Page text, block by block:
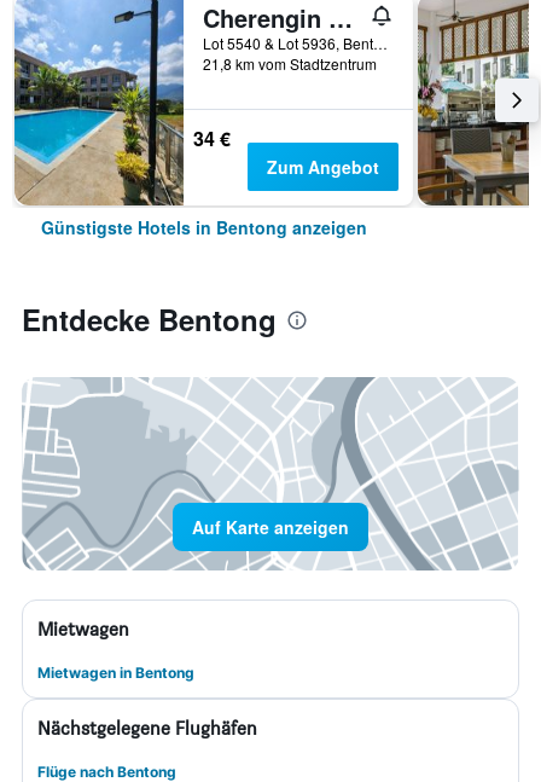
Cherengin Hills Convention & Spa Resort
Lot 5540 & Lot 5936, Bentong, Malaysia
21,8 km vom Stadtzentrum
34 €
Zum Angebot
Günstigste Hotels in Bentong anzeigen
Entdecke Bentong
Auf Karte anzeigen
Mietwagen
Mietwagen in Bentong
Nächstgelegene Flughäfen
Flüge nach Bentong